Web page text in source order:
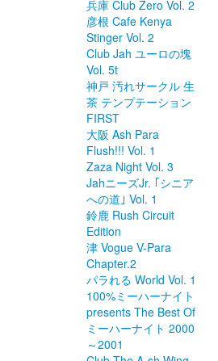
兵庫 Club Zero Vol. 2
彦根 Cafe Kenya
Stinger Vol. 2
Club Jah ユーロの塊
Vol. 5t
神戸 汚れサークル 生
茶 テンプテーション
FIRST
大阪 Ash Para
Flush!!! Vol. 1
Zaza Night Vol. 3
JahニーズJr. ｢シニア
への道｣ Vol. 1
鈴鹿 Rush Circuit
Edition
津 Vogue V-Para
Chapter.2
パラれる World Vol. 1
100%ミーハーナイト
presents The Best Of
ミーハーナイト 2000
～2001